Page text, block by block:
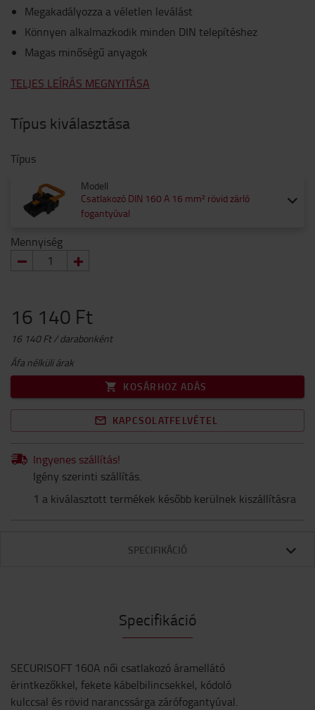
Megakadályozza a véletlen leválást
Könnyen alkalmazkodik minden DIN telepítéshez
Magas minőségű anyagok
TELJES LEÍRÁS MEGNYITÁSA
Típus kiválasztása
Típus
Modell
Csatlakozó DIN 160 A 16 mm² rövid zárló
fogantyúval
Mennyiség
16 140 Ft
16 140 Ft / darabonként
Áfa nélküli árak
KOSÁRHOZ ADÁS
KAPCSOLATFELVÉTEL
Ingyenes szállítás!
Igény szerinti szállítás.
1 a kiválasztott termékek később kerülnek kiszállításra
SPECIFIKÁCIÓ
Specifikáció
SECURISOFT 160A női csatlakozó áramellátó
érintkezőkkel, fekete kábelbilincsekkel, kódoló
kulccsal és rövid narancssárga zárófogantyúval.